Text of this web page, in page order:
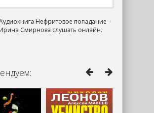
Нефритовое попадание -
Ирина Смирнова слушать онлайн.